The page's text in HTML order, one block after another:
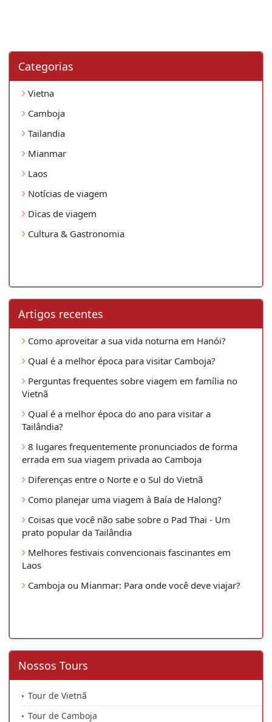
Categorias
Vietna
Camboja
Tailandia
Mianmar
Laos
Notícias de viagem
Dicas de viagem
Cultura & Gastronomia
Artigos recentes
Como aproveitar a sua vida noturna em Hanói?
Qual é a melhor época para visitar Camboja?
Perguntas frequentes sobre viagem em família no
Vietnã
Qual é a melhor época do ano para visitar a
Tailândia?
8 lugares frequentemente pronunciados de forma
errada em sua viagem privada ao Camboja
Diferenças entre o Norte e o Sul do Vietnã
Como planejar uma viagem à Baía de Halong?
Coisas que você não sabe sobre o Pad Thai - Um
prato popular da Tailândia
Melhores festivais convencionais fascinantes em
Laos
Camboja ou Mianmar: Para onde você deve viajar?
Nossos Tours
Tour de Vietnã
Tour de Camboja